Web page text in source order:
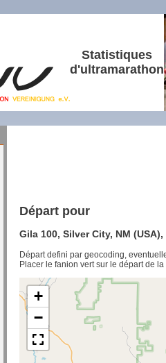
Statistiques
d'ultramarathon
Départ pour
Gila 100, Silver City, NM
Départ defini par geocoding,
Placer le fanion vert sur le départ de
+
−